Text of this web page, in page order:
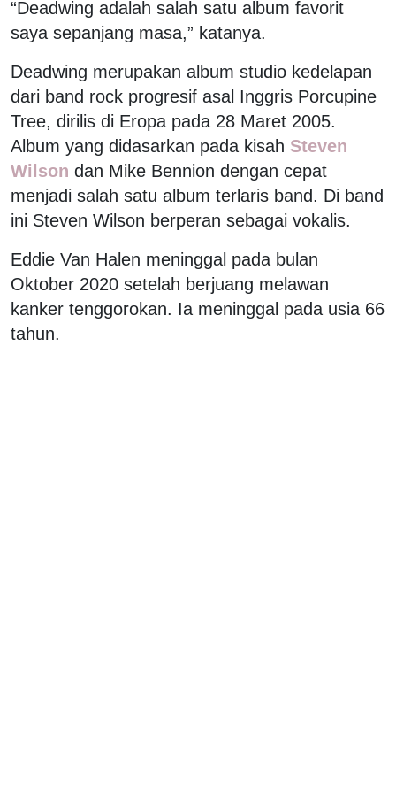
“Deadwing adalah salah satu album favorit
saya sepanjang masa,” katanya.
Deadwing merupakan album studio kedelapan
dari band rock progresif asal Inggris Porcupine
Tree, dirilis di Eropa pada 28 Maret 2005.
Album yang didasarkan pada kisah Steven
Wilson dan Mike Bennion dengan cepat
menjadi salah satu album terlaris band. Di band
ini Steven Wilson berperan sebagai vokalis.
Eddie Van Halen meninggal pada bulan
Oktober 2020 setelah berjuang melawan
kanker tenggorokan. Ia meninggal pada usia 66
tahun.